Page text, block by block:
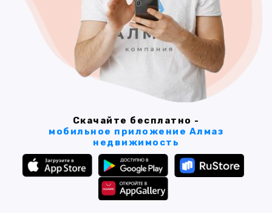
Скачайте бесплатно -
мобильное приложение Алмаз
недвижимость